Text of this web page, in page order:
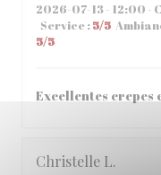
2026-07-13- 12:00 -
Service :5/5
5/5
Excellentes
Christelle L